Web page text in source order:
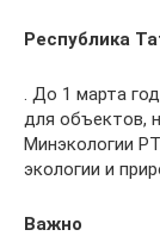
Республика
. До 1 марта
для объектов,
Минэкологии
экологии и
Важно